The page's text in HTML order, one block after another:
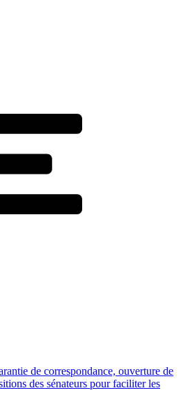
de correspondance, ouverture de
des sénateurs pour faciliter les